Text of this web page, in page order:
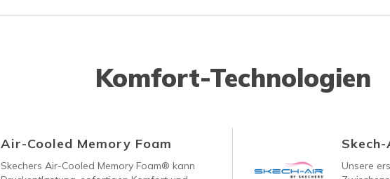
Komfort-Technologien
Air-Cooled Memory Foam
Skechers Air-Cooled Memory Foam® kann
Unsere